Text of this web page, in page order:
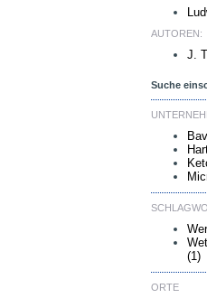
AUTOREN:
J.
Suche
(1)
ORTE